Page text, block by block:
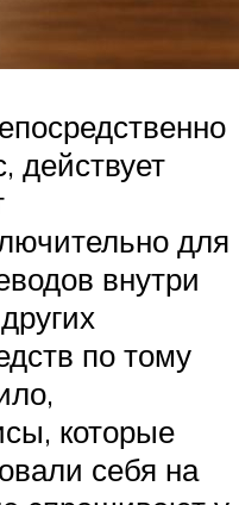
действует
для
внутри
по тому
которые
себя на